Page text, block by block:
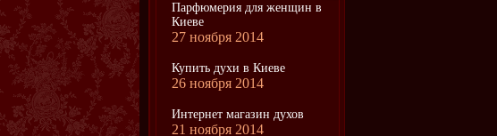
Парфюмерия для женщин в
Киеве
27 ноября 2014
Купить духи в Киеве
26 ноября 2014
Интернет магазин духов
21 ноября 2014